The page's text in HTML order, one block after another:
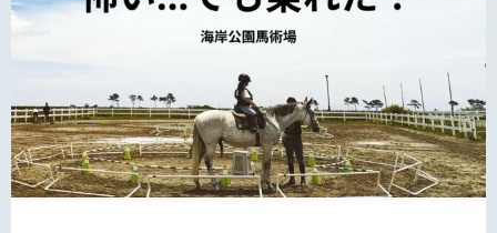
お問い合わせ contact